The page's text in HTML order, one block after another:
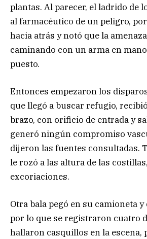
plantas. Al parecer, el ladrido de
al farmacéutico de un peligro,
hacia atrás y notó que la
caminando con un arma en
puesto.
Entonces empezaron los
que llegó a buscar refugio,
brazo, con orificio de entrada y
generó ningún compromiso
dijeron las fuentes consultadas.
le rozó a las altura de las
excoriaciones.
Otra bala pegó en su camioneta
por lo que se registraron cuatro
hallaron casquillos en la escena,